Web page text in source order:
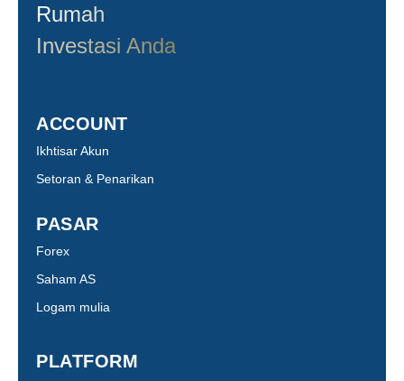
Rumah
Investasi Anda
ACCOUNT
Ikhtisar Akun
Setoran & Penarikan
PASAR
Forex
Saham AS
Logam mulia
PLATFORM